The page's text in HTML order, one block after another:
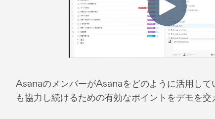
AsanaのメンバーがAsanaをどのように活用し
も協力し続けるための有効なポイントをデモを交